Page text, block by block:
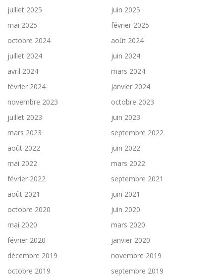
juillet 2025
juin 2025
mai 2025
février 2025
octobre 2024
août 2024
juillet 2024
juin 2024
avril 2024
mars 2024
février 2024
janvier 2024
novembre 2023
octobre 2023
juillet 2023
juin 2023
mars 2023
septembre 2022
août 2022
juin 2022
mai 2022
mars 2022
février 2022
septembre 2021
août 2021
juin 2021
octobre 2020
juin 2020
mai 2020
mars 2020
février 2020
janvier 2020
décembre 2019
novembre 2019
octobre 2019
septembre 2019